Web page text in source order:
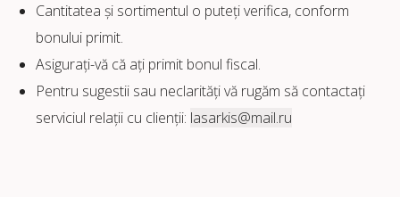
Cantitatea și sortimentul o puteți verifica, conform
bonului primit.
Asigurați-vă că ați primit bonul fiscal.
Pentru sugestii sau neclarități vă rugăm să contactați
serviciul relații cu clienții: lasarkis@mail.ru